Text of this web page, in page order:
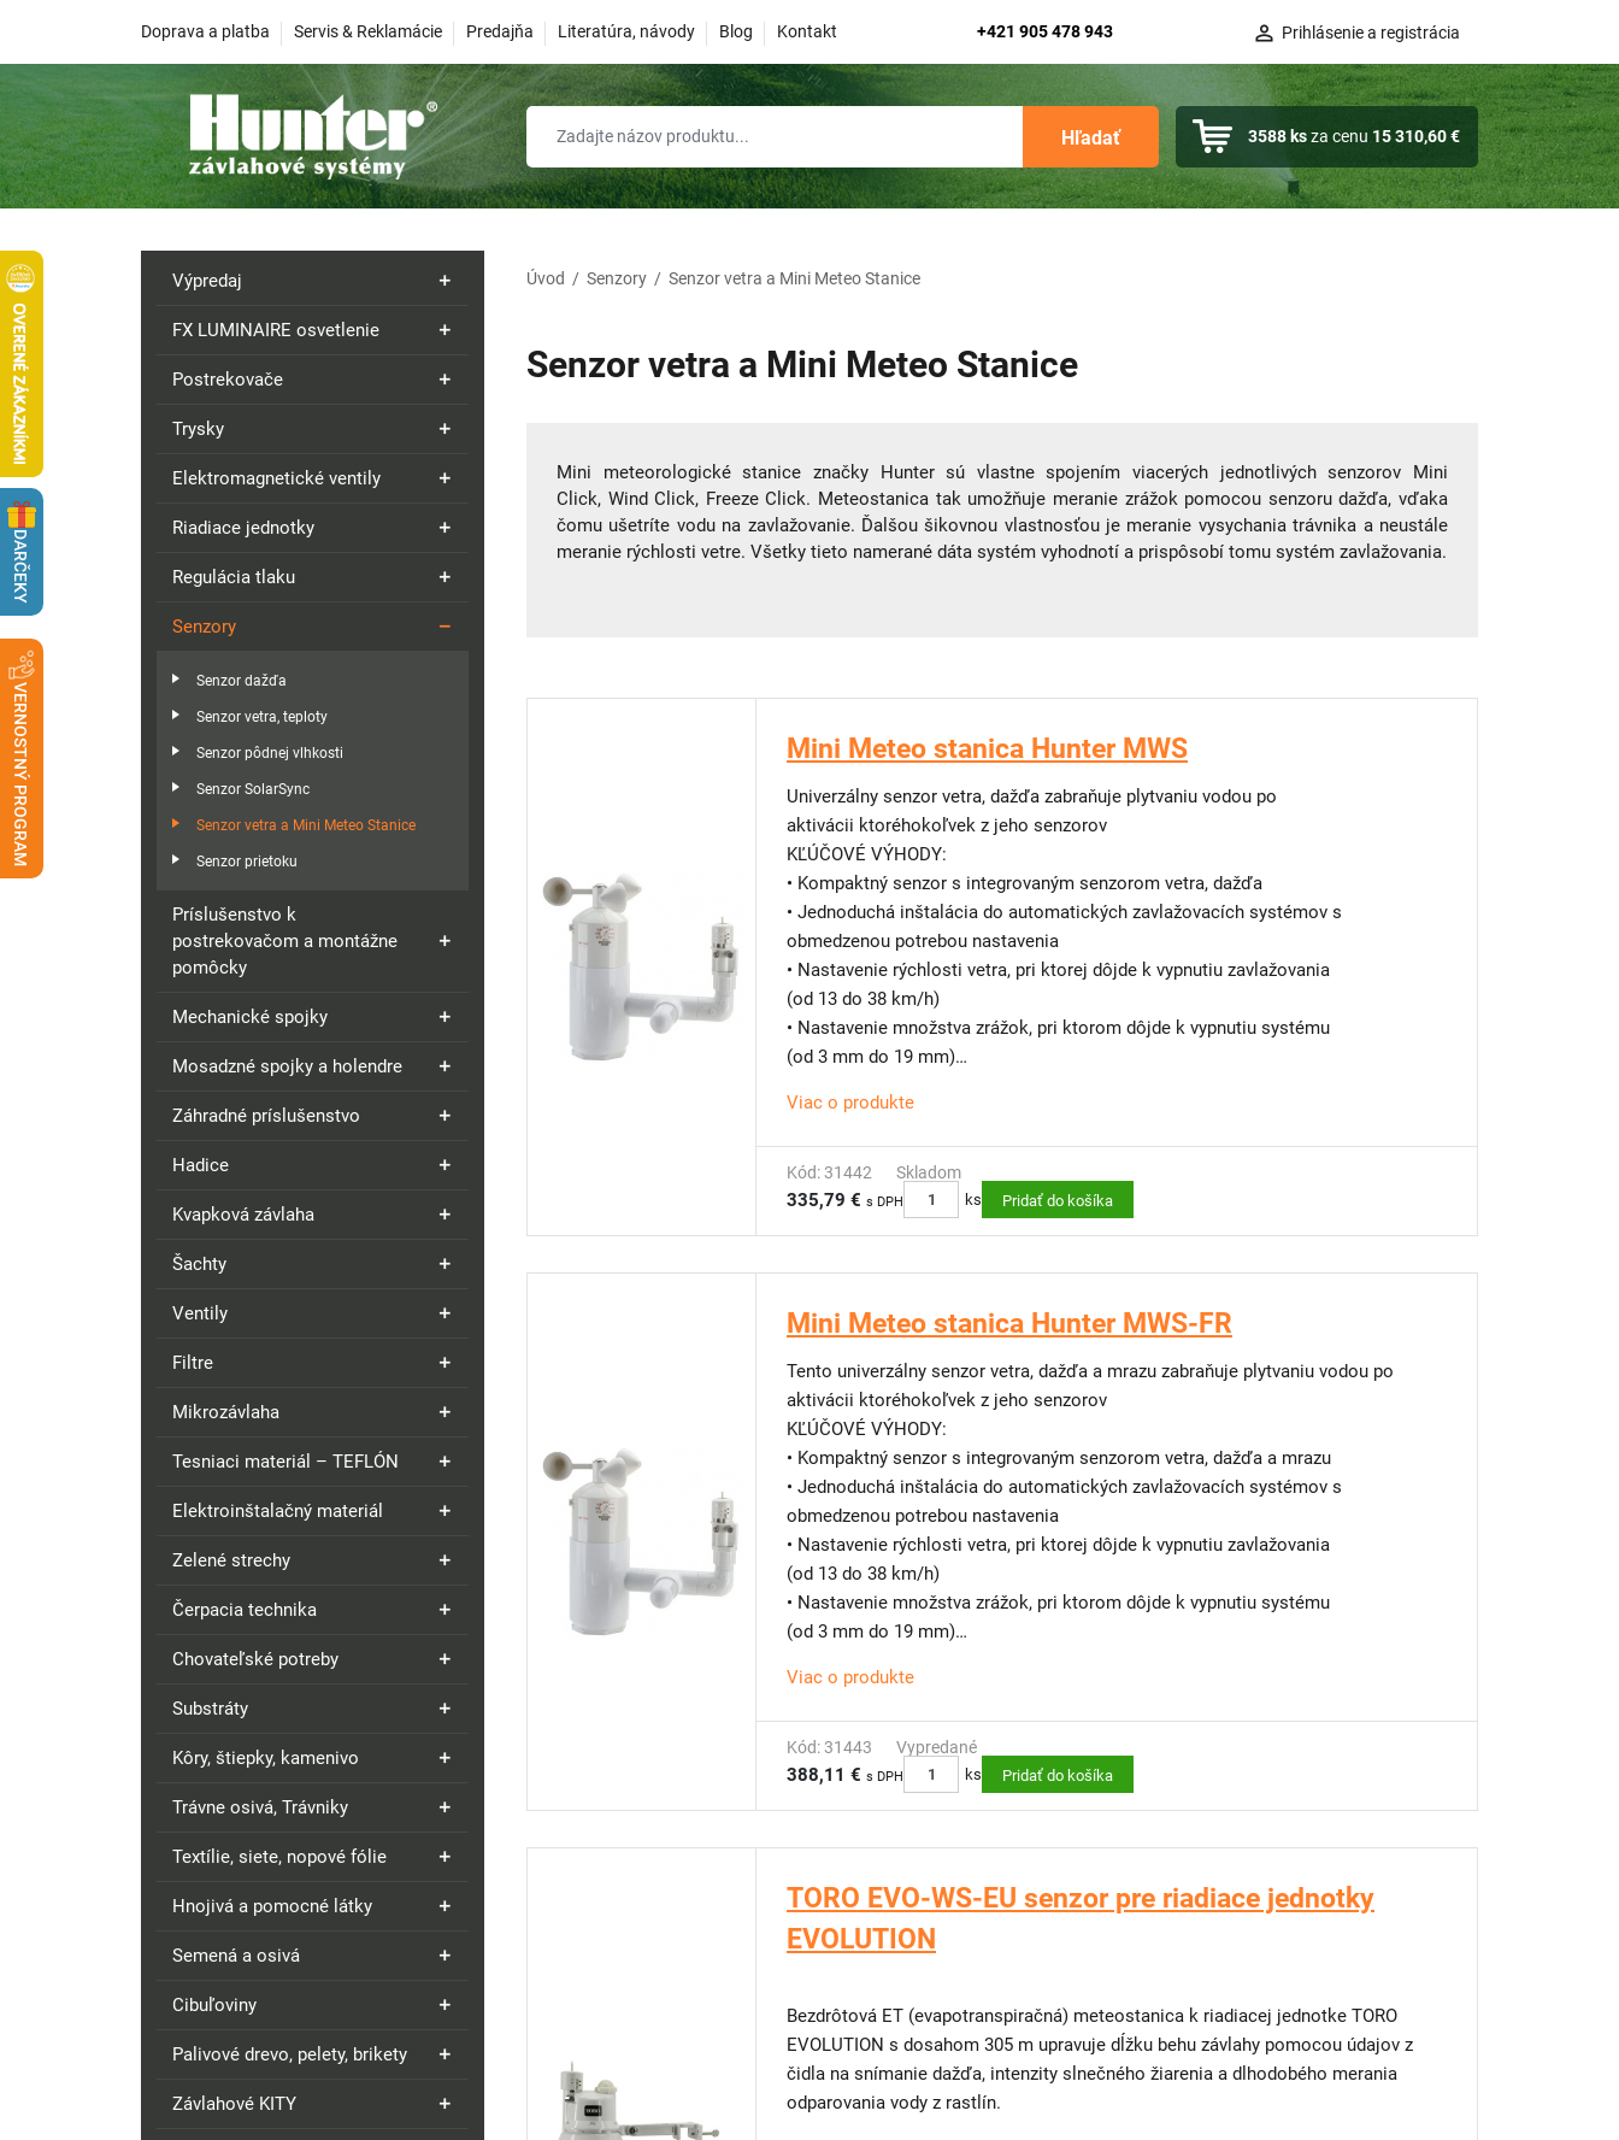
Doprava a platba Servis & Reklamácie Predajňa Literatúra, návody Blog Kontakt +421 905 478 943 Prihlásenie a registrácia
Hľadať 3588ksza cenu 15 310,60 €
Výpredaj
FX LUMINAIRE osvetlenie
Postrekovače
Trysky
Elektromagnetické ventily
Riadiace jednotky
Regulácia tlaku
Senzory
Senzor dažďa
Senzor vetra, teploty
Senzor pôdnej vlhkosti
Senzor SolarSync
Senzor vetra a Mini Meteo Stanice
Senzor prietoku
Príslušenstvo k
postrekovačom a montážne
pomôcky
Mechanické spojky
Mosadzné spojky a holendre
Záhradné príslušenstvo
Hadice
Kvapková závlaha
Šachty
Ventily
Filtre
Mikrozávlaha
Tesniaci materiál – TEFLÓN
Elektroinštalačný materiál
Zelené strechy
Čerpacia technika
Chovateľské potreby
Substráty
Kôry, štiepky, kamenivo
Trávne osivá, Trávniky
Textílie, siete, nopové fólie
Hnojivá a pomocné látky
Semená a osivá
Cibuľoviny
Palivové drevo, pelety, brikety
Závlahové KITY
Úvod / Senzory / Senzor vetra a Mini Meteo Stanice
Senzor vetra a Mini Meteo Stanice
Mini meteorologické stanice značky Hunter sú vlastne spojením viacerých jednotlivých senzorov Mini
Click, Wind Click, Freeze Click. Meteostanica tak umožňuje meranie zrážok pomocou senzoru dažďa, vďaka
čomu ušetríte vodu na zavlažovanie. Ďalšou šikovnou vlastnosťou je meranie vysychania trávnika a neustále
meranie rýchlosti vetre. Všetky tieto namerané dáta systém vyhodnotí a prispôsobí tomu systém zavlažovania.
Mini Meteo stanica Hunter MWS
Univerzálny senzor vetra, dažďa zabraňuje plytvaniu vodou po
aktivácii ktoréhokoľvek z jeho senzorov
KĽÚČOVÉ VÝHODY:
• Kompaktný senzor s integrovaným senzorom vetra, dažďa
• Jednoduchá inštalácia do automatických zavlažovacích systémov s
obmedzenou potrebou nastavenia
• Nastavenie rýchlosti vetra, pri ktorej dôjde k vypnutiu zavlažovania
(od 13 do 38 km/h)
• Nastavenie množstva zrážok, pri ktorom dôjde k vypnutiu systému
(od 3 mm do 19 mm)
prostredníctvom adaptéra (priložený)
Viac o produkte
Kód: 31442 Skladom
335,79 € s DPH ks Pridať do košíka
Mini Meteo stanica Hunter MWS-FR
Tento univerzálny senzor vetra, dažďa a mrazu zabraňuje plytvaniu vodou po
aktivácii ktoréhokoľvek z jeho senzorov
KĽÚČOVÉ VÝHODY:
• Kompaktný senzor s integrovaným senzorom vetra, dažďa a mrazu
• Jednoduchá inštalácia do automatických zavlažovacích systémov s
obmedzenou potrebou nastavenia
• Nastavenie rýchlosti vetra, pri ktorej dôjde k vypnutiu zavlažovania
(od 13 do 38 km/h)
• Nastavenie množstva zrážok, pri ktorom dôjde k vypnutiu systému
(od 3 mm do 19 mm)
• Montáž: Na 5 cm PVC rúrku alebo pripevnenie na 1 cm tyč
prostredníctvom adaptéra (priložený
Viac o produkte
Kód: 31443 Vypredané
388,11 € s DPH ks Pridať do košíka
TORO EVO-WS-EU senzor pre riadiace jednotky
EVOLUTION
Bezdrôtová ET (evapotranspiračná) meteostanica k riadiacej jednotke TORO
EVOLUTION s dosahom 305 m upravuje dĺžku behu závlahy pomocou údajov z
čidla na snímanie dažďa, intenzity slnečného žiarenia a dlhodobého merania
odparovania vody z rastlín.
DARČEKY
VERNOSTNÝ PROGRAM